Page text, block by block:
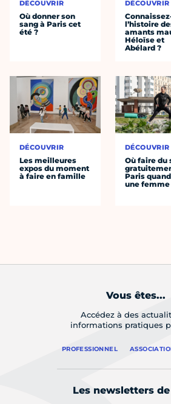
DÉCOUVRIR
Où donner son
sang à Paris cet
été ?
DÉCOUVRIR
Les meilleures
expos du moment
à faire en famille
DÉCOUVRIR
l’histoire
amants
Héloïse et
Abélard ?
DÉCOUVRIR
Où faire du
Paris
une femme
Vous êtes...
Accédez à des
informations pratiques
PROFESSIONNEL
Les newsletters